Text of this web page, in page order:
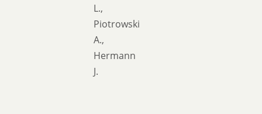
L.,
Piotrowski
A.,
Hermann
J.